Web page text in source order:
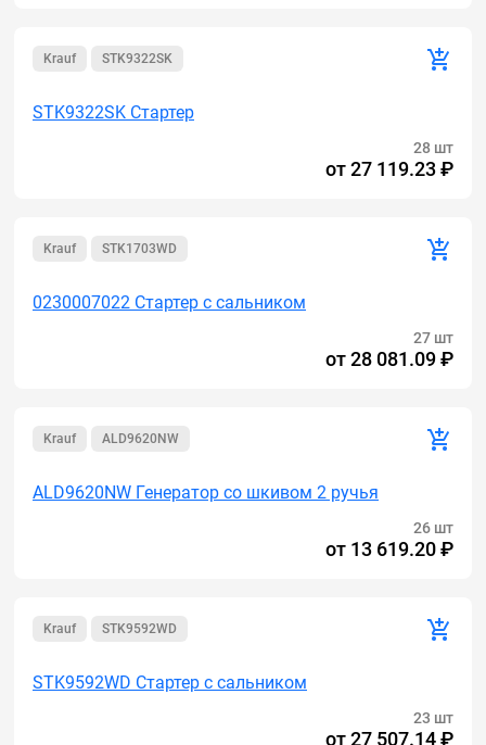
Krauf STK9322SK
STK9322SK Стартер
28 шт
от27 119.23 ₽
Krauf STK1703WD
0230007022 Стартер с сальником
27 шт
от28 081.09 ₽
Krauf ALD9620NW
ALD9620NW Генератор cо шкивом 2 ручья
26 шт
от 13 619.20 ₽
Krauf STK9592WD
STK9592WD Стартер с сальником
23 шт
от27 507.14 ₽